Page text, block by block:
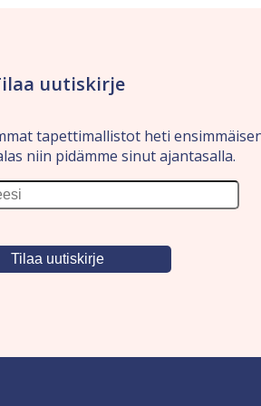
uutiskirje
tapettimallistot heti
niin pidämme sinut ajantasalla.